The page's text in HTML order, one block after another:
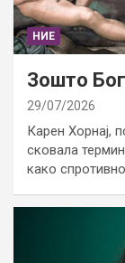
НИЕ
Зошто
29/07/2026
Карен Хорнај,
сковала
како